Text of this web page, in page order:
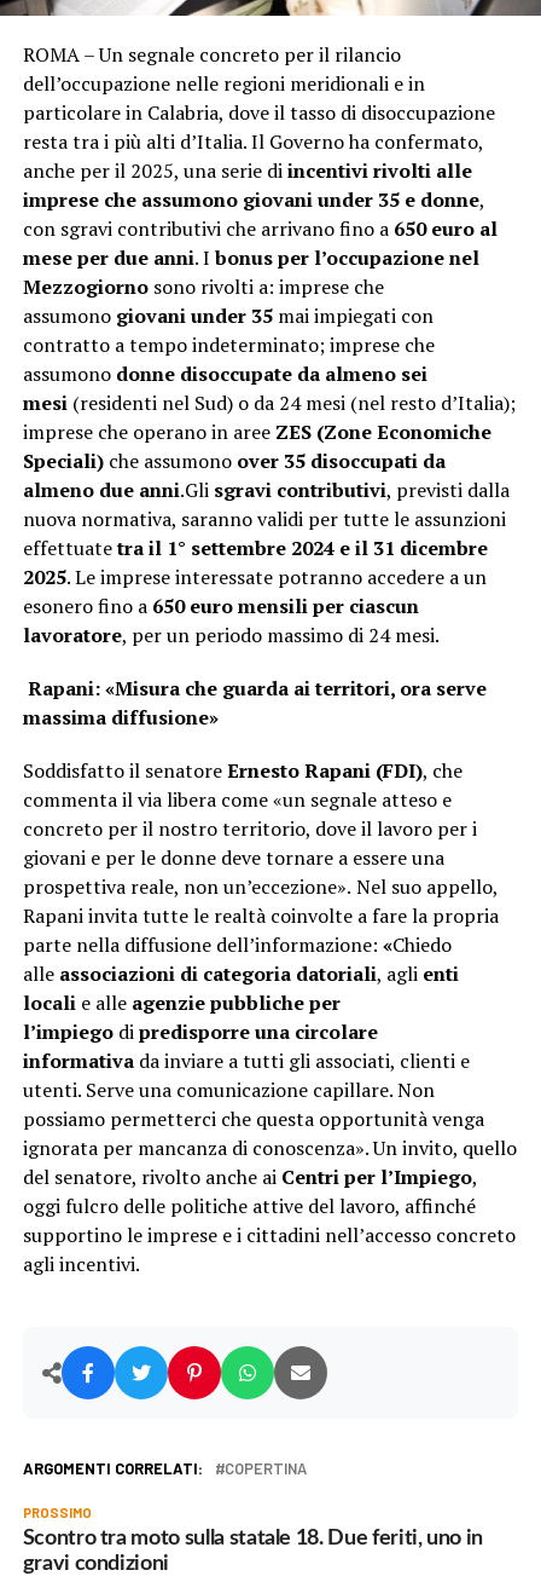
ROMA – Un segnale concreto per il rilancio
dell’occupazione nelle regioni meridionali e in
particolare in Calabria, dove il tasso di disoccupazione
resta tra i più alti d’Italia. Il Governo ha confermato,
anche per il 2025, una serie diincentivi rivolti alle
imprese che assumono giovani under 35 e donne,
con sgravi contributivi che arrivano fino a 650 euro al
mese per due anni. Ibonus per l’occupazione nel
Mezzogiornosono rivolti a: imprese che
assumono giovani under 35mai impiegati con
contratto a tempo indeterminato; imprese che
assumono donne disoccupate da almeno sei
mesi(residenti nel Sud) o da 24 mesi (nel resto d’Italia);
imprese che operano in aree ZES (Zone Economiche
Speciali)che assumono over 35 disoccupati da
almeno due anni.Gli sgravi contributivi, previsti dalla
nuova normativa, saranno validi per tutte le assunzioni
effettuatetra il 1° settembre 2024 e il 31 dicembre
2025. Le imprese interessate potranno accedere a un
esonero fino a 650 euro mensili per ciascun
lavoratore, per un periodo massimo di 24 mesi.
Rapani: «Misura che guarda ai territori, ora serve
massima diffusione»
Soddisfatto il senatoreErnesto Rapani (FDI), che
commenta il via libera come «un segnale atteso e
concreto per il nostro territorio, dove il lavoro per i
giovani e per le donne deve tornare a essere una
prospettiva reale, non un’eccezione». Nel suo appello,
Rapani invita tutte le realtà coinvolte a fare la propria
parte nella diffusione dell’informazione: «Chiedo
alle associazioni di categoria datoriali, agli enti
localie alle agenzie pubbliche per
l’impiego dipredisporre una circolare
informativada inviare a tutti gli associati, clienti e
utenti. Serve una comunicazione capillare. Non
possiamo permetterci che questa opportunità venga
ignorata per mancanza di conoscenza». Un invito, quello
del senatore, rivolto anche ai Centri per l’Impiego,
oggi fulcro delle politiche attive del lavoro, affinché
supportino le imprese e i cittadini nell’accesso concreto
agli incentivi.
ARGOMENTI CORRELATI: COPERTINA
PROSSIMO
Scontro tra moto sulla statale 18. Due feriti, uno in
gravi condizioni